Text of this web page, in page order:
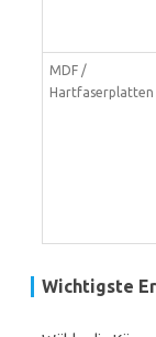
MDF /
Hartfaserplatten
Wichtigste